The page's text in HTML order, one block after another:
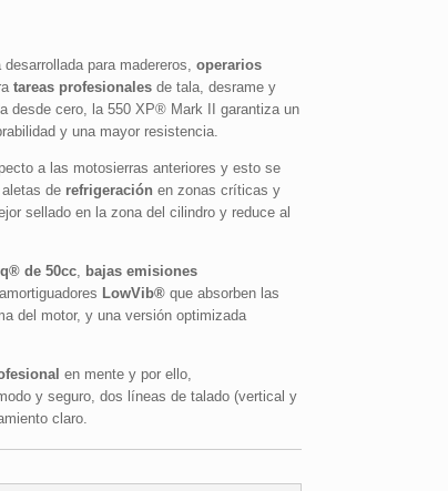
para madereros, operarios
tareas profesionalesde tala, desrame y
desde cero, la 550 XP® Mark II garantiza un
y una mayor resistencia.
a las motosierras anteriores y esto se
de refrigeración en zonas críticas y
sellado en la zona del cilindro y reduce al
de 50cc, bajas emisiones
LowVib®que absorben las
del motor, y una versión optimizada
en mente y por ello,
y seguro, dos líneas de talado (vertical y
claro.